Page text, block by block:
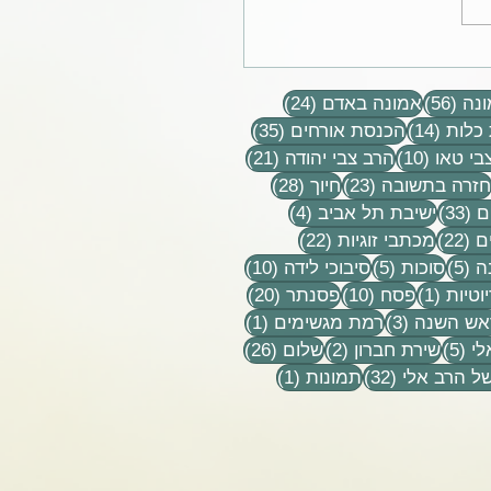
של אדמה קדושה, שווה
ונפשנו.
(56) 56 פוסטים
אמונה באדם (24)
24 פוסטים
כלות (14) 14 פוסטים
הכנסת אורחים (35)
35 פוסטים
טאו (10) 10 פוסטים
הרב צבי יהודה (21)
21 פוסטים
חזרה בתשובה (23) 23 פוסטים
חיוך (28)
28 פוסטים
(33) 33 פוסטים
ישיבת תל אביב (4)
4 פוסטים
(22) 22 פוסטים
מכתבי זוגיות (22)
22 פוסטים
(5) 5 פוסטיםסוכות (5) 5 פוסטיםסיבוכי לידה (10)
10 פוסטים
(1) פוסט 1
פסח (10) 10 פוסטים
פסנתר (20)
20 פוסטים
השנה (3) 3 פוסטיםרמת מגשימים (1)
פוסט 1
(5) 5 פוסטיםשירת חברון (2) 2 פוסטיםשלום (26)
26 פוסטים
הרב אלי (32) 32 פוסטים
תמונות (1)
פוסט 1